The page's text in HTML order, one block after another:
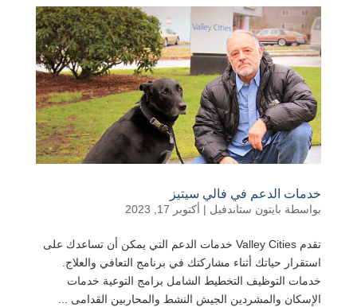
خدمات الدعم في فالي سيتيز
بواسطة بايتون ستاندفيل | أكتوبر 17, 2023
تقدم Valley Cities خدمات الدعم التي يمكن أن تساعدك على
استقرار حياتك أثناء مشاركتك في برنامج التعافي والعلاج.
خدمات التوظيف التخطيط الشامل برامج التوعية خدمات
الإسكان والمشردين الجيش النشط والمحاربين القدامى ...